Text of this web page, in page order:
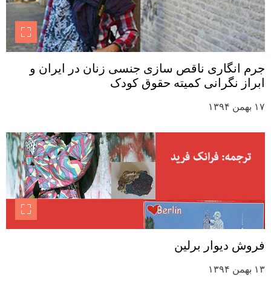
جرم انگاری ناقص سازی جنسی زنان در ایران و
ابراز نگرانی کمیته حقوق کودک
۱۷ بهمن ۱۳۹۴
فروش دیوار برلین
۱۳ بهمن ۱۳۹۴